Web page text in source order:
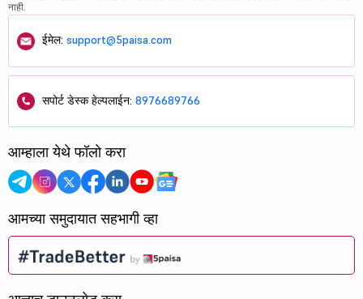
नाही.
ईमेल: support@5paisa.com
सपोर्ट डेस्क हेल्पलाईन: 8976689766
आम्हाला येथे फॉलो करा
आमच्या समुदायात सहभागी व्हा